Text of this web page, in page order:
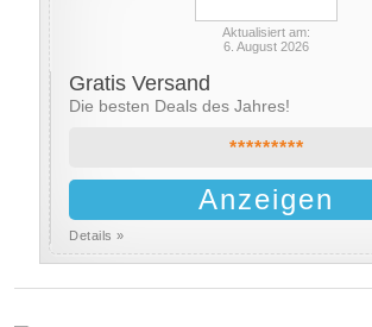
Aktualisiert am:
6. August 2026
Gratis Versand
Die besten Deals des Jahres!
*********
Anzeigen
Details »